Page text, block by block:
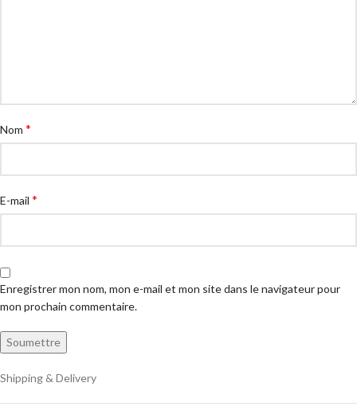
Nom *
E-mail *
Enregistrer mon nom, mon e-mail et mon site dans le navigateur pour
mon prochain commentaire.
Shipping & Delivery